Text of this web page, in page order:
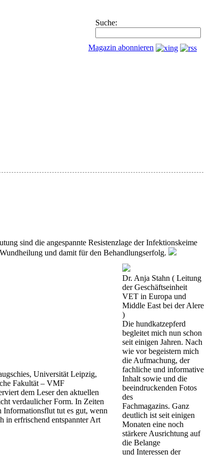
Suche:
Magazin abonnieren
sind die angespannte Resistenzlage der Infektionskeime
und damit für den Behandlungserfolg.
Universität Leipzig,
Fakultät – VMF
dem Leser den aktuellen
verdaulicher Form. In Zeiten
Informationsflut tut es gut, wenn
in erfrischend entspannter Art
Dr. Anja Stahn ( Leitung
der Geschäftseinheit
VET in Europa und
Middle East bei der Alere
)
Die hundkatzepferd
begleitet mich nun schon
seit einigen Jahren. Nach
wie vor begeistern mich
die Aufmachung, der
fachliche und informative
Inhalt sowie und die
beeindruckenden Fotos
des
Fachmagazins. Ganz
deutlich ist seit einigen
Monaten eine noch
stärkere Ausrichtung auf
die Belange
und Interessen der